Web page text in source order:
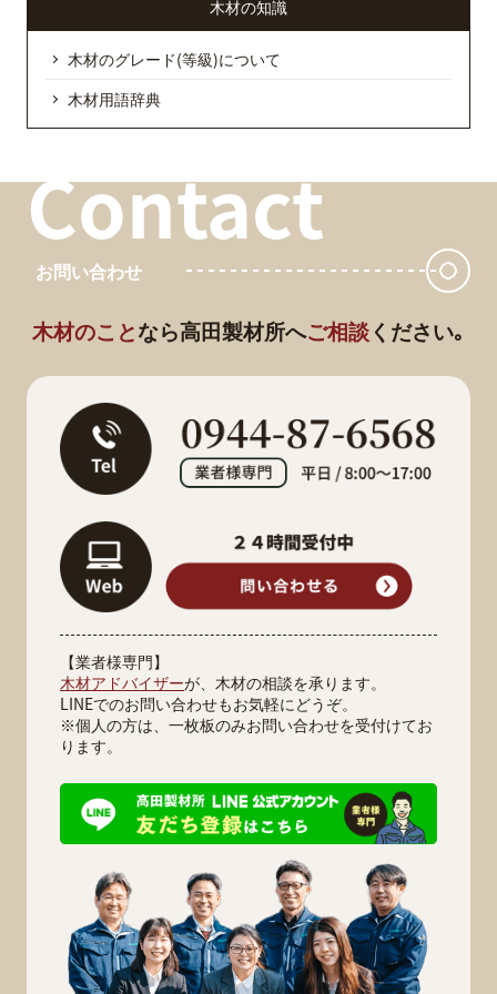
木材の知識
木材のグレード(等級)について
木材用語辞典
Contact
お問い合わせ
木材のことなら高田製材所へご相談ください｡
【業者様専門】
木材アドバイザーが、木材の相談を承ります。
LINEでのお問い合わせもお気軽にどうぞ。
※個人の方は、一枚板のみお問い合わせを受付けてお
ります。